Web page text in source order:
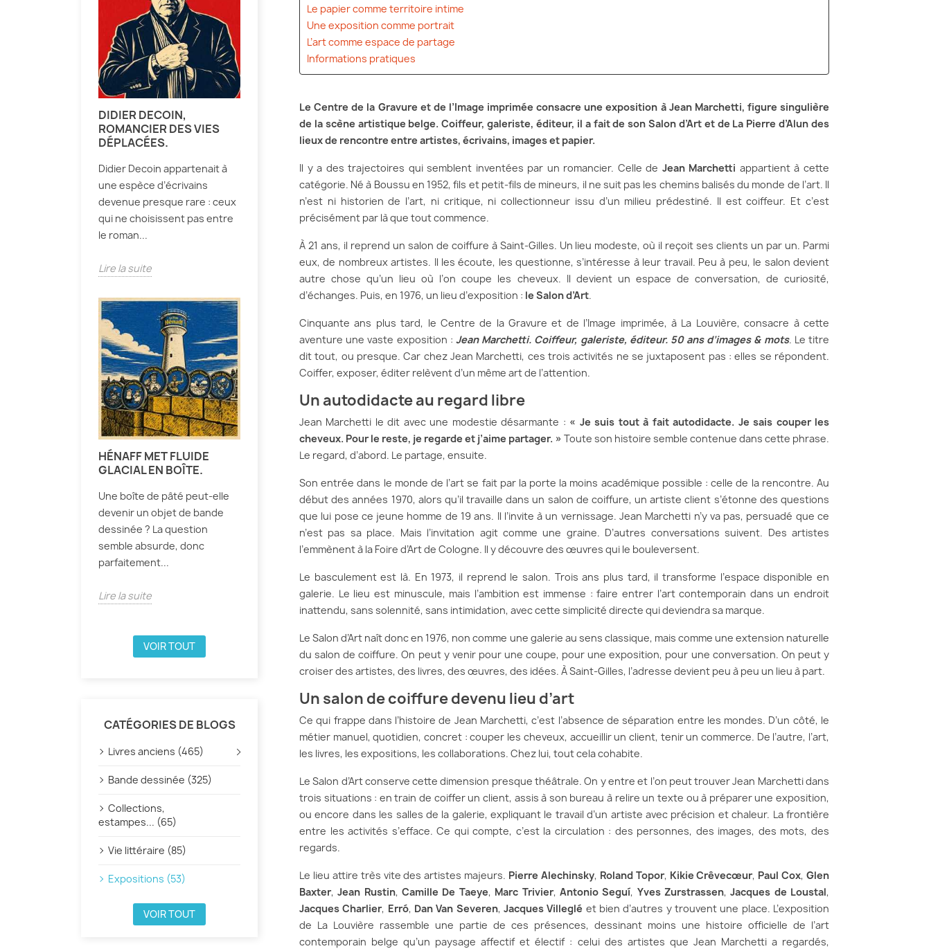
DIDIER DECOIN,
ROMANCIER DES VIES
DÉPLACÉES.
Didier Decoin appartenait à
une espèce d’écrivains
devenue presque rare : ceux
qui ne choisissent pas entre
le roman...
Lire la suite
HÉNAFF MET FLUIDE
GLACIAL EN BOÎTE.
Une boîte de pâté peut-elle
devenir un objet de bande
dessinée ? La question
semble absurde, donc
parfaitement...
Lire la suite
VOIR TOUT
CATÉGORIES DE BLOGS
Livres anciens (465)
Bande dessinée (325)
Collections,
estampes... (65)
Vie littéraire (85)
Expositions (53)
VOIR TOUT
Le papier comme territoire intime
Une exposition comme portrait
L’art comme espace de partage
Informations pratiques
Le Centre de la Gravure et de l’Image imprimée consacre une exposition à Jean Marchetti, figure singulière
de la scène artistique belge. Coiffeur, galeriste, éditeur, il a fait de son Salon d’Art et de La Pierre d’Alun des
lieux de rencontre entre artistes, écrivains, images et papier.
Il y a des trajectoires qui semblent inventées par un romancier. Celle de Jean Marchetti appartient à cette
catégorie. Né à Boussu en 1952, fils et petit-fils de mineurs, il ne suit pas les chemins balisés du monde de l’art. Il
n’est ni historien de l’art, ni critique, ni collectionneur issu d’un milieu prédestiné. Il est coiffeur. Et c’est
précisément par là que tout commence.
À 21 ans, il reprend un salon de coiffure à Saint-Gilles. Un lieu modeste, où il reçoit ses clients un par un. Parmi
eux, de nombreux artistes. Il les écoute, les questionne, s’intéresse à leur travail. Peu à peu, le salon devient
autre chose qu’un lieu où l’on coupe les cheveux. Il devient un espace de conversation, de curiosité,
d’échanges. Puis, en 1976, un lieu d’exposition : le Salon d’Art.
Cinquante ans plus tard, le Centre de la Gravure et de l’Image imprimée, à La Louvière, consacre à cette
aventure une vaste exposition : Jean Marchetti. Coiffeur, galeriste, éditeur. 50 ans d’images & mots. Le titre
dit tout, ou presque. Car chez Jean Marchetti, ces trois activités ne se juxtaposent pas : elles se répondent.
Coiffer, exposer, éditer relèvent d’un même art de l’attention.
Un autodidacte au regard libre
Jean Marchetti le dit avec une modestie désarmante : « Je suis tout à fait autodidacte. Je sais couper les
cheveux. Pour le reste, je regarde et j’aime partager. » Toute son histoire semble contenue dans cette phrase.
Le regard, d’abord. Le partage, ensuite.
Son entrée dans le monde de l’art se fait par la porte la moins académique possible : celle de la rencontre. Au
début des années 1970, alors qu’il travaille dans un salon de coiffure, un artiste client s’étonne des questions
que lui pose ce jeune homme de 19 ans. Il l’invite à un vernissage. Jean Marchetti n’y va pas, persuadé que ce
n’est pas sa place. Mais l’invitation agit comme une graine. D’autres conversations suivent. Des artistes
l’emmènent à la Foire d’Art de Cologne. Il y découvre des œuvres qui le bouleversent.
Le basculement est là. En 1973, il reprend le salon. Trois ans plus tard, il transforme l’espace disponible en
galerie. Le lieu est minuscule, mais l’ambition est immense : faire entrer l’art contemporain dans un endroit
inattendu, sans solennité, sans intimidation, avec cette simplicité directe qui deviendra sa marque.
Le Salon d’Art naît donc en 1976, non comme une galerie au sens classique, mais comme une extension naturelle
du salon de coiffure. On peut y venir pour une coupe, pour une exposition, pour une conversation. On peut y
croiser des artistes, des livres, des œuvres, des idées. À Saint-Gilles, l’adresse devient peu à peu un lieu à part.
Un salon de coiffure devenu lieu d’art
Ce qui frappe dans l’histoire de Jean Marchetti, c’est l’absence de séparation entre les mondes. D’un côté, le
métier manuel, quotidien, concret : couper les cheveux, accueillir un client, tenir un commerce. De l’autre, l’art,
les livres, les expositions, les collaborations. Chez lui, tout cela cohabite.
Le Salon d’Art conserve cette dimension presque théâtrale. On y entre et l’on peut trouver Jean Marchetti dans
trois situations : en train de coiffer un client, assis à son bureau à relire un texte ou à préparer une exposition,
ou encore dans les salles de la galerie, expliquant le travail d’un artiste avec précision et chaleur. La frontière
entre les activités s’efface. Ce qui compte, c’est la circulation : des personnes, des images, des mots, des
regards.
Le lieu attire très vite des artistes majeurs. Pierre Alechinsky, Roland Topor, Kikie Crêvecœur, Paul Cox, Glen
Baxter,Jean Rustin,Camille De Taeye, Marc Trivier, Antonio Seguí, Yves Zurstrassen,Jacques de Loustal,
Jacques Charlier, Erró, Dan Van Severen,Jacques Villeglé et bien d’autres y trouvent une place. L’exposition
de La Louvière rassemble une partie de ces présences, dessinant moins une histoire officielle de l’art
contemporain belge qu’un paysage affectif et électif : celui des artistes que Jean Marchetti a regardés,